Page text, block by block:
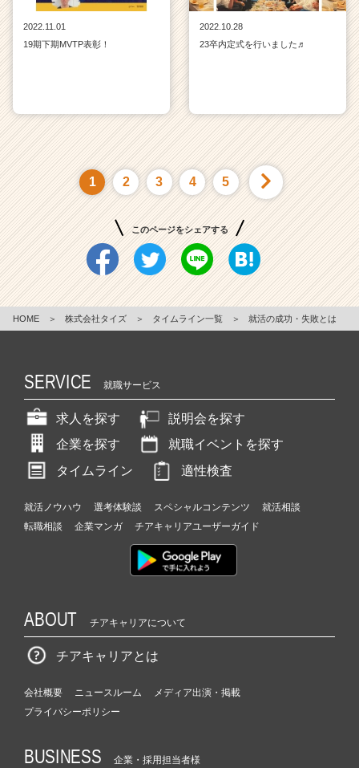
2022.11.01
19期下期MVTP表彰！
2022.10.28
23卒内定式を行いました♬
1 2 3 4 5
このページをシェアする
HOME ＞ 株式会社タイズ ＞ タイムライン一覧 ＞ 就活の成功・失敗とは
SERVICE 就職サービス
求人を探す
説明会を探す
企業を探す
就職イベントを探す
タイムライン
適性検査
就活ノウハウ 選考体験談 スペシャルコンテンツ
就活相談
転職相談
企業マンガ チアキャリアユーザーガイド
ABOUT チアキャリアについて
チアキャリアとは
会社概要 ニュースルーム
メディア出演・掲載
プライバシーポリシー
BUSINESS 企業・採用担当者様